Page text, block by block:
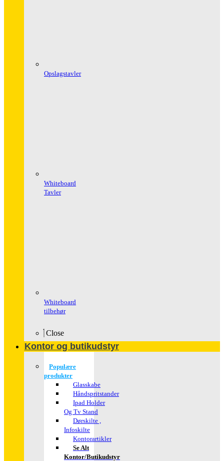
Opslagstavler
Whiteboard
Tavler
Whiteboard
tilbehør
Close
Kontor og butikudstyr
Populære
produkter
Glasskabe
Håndspritstander
Ipad Holder
Og Tv Stand
Dørskilte ,
Infoskilte
Kontorartikler
Se Alt
Kontor/butikudstyr